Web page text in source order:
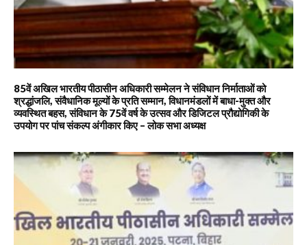
85वें अखिल भारतीय पीठासीन अधिकारी सम्मेलन ने संविधान निर्माताओं को
श्रद्धांजलि, संवैधानिक मूल्यों के प्रति सम्मान, विधानमंडलों में बाधा-मुक्त और
व्यवस्थित बहस, संविधान के 75वें वर्ष के उत्सव और डिजिटल प्रौद्योगिकी के
उपयोग पर पांच संकल्प अंगीकार किए – लोक सभा अध्यक्ष